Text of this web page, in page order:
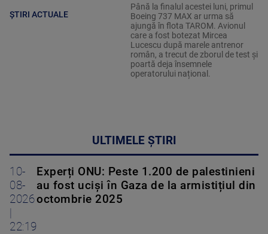
ȘTIRI ACTUALE
Până la finalul acestei luni, primul
Boeing 737 MAX ar urma să
ajungă în flota TAROM. Avionul
care a fost botezat Mircea
Lucescu după marele antrenor
român, a trecut de zborul de test și
poartă deja însemnele
operatorului național.
ULTIMELE ȘTIRI
10-
08-
2026
|
22:19
Experți ONU: Peste 1.200 de palestinieni
au fost uciși în Gaza de la armistițiul din
octombrie 2025